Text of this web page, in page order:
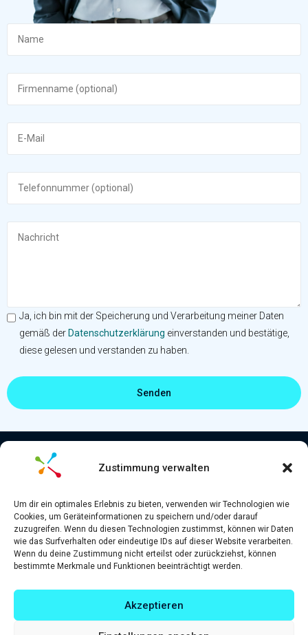
Zustimmung verwalten
Um dir ein optimales Erlebnis zu bieten, verwenden wir Technologien wie
Cookies, um Geräteinformationen zu speichern und/oder darauf
zuzugreifen. Wenn du diesen Technologien zustimmst, können wir Daten
wie das Surfverhalten oder eindeutige IDs auf dieser Website verarbeiten.
Wenn du deine Zustimmung nicht erteilst oder zurückziehst, können
bestimmte Merkmale und Funktionen beeinträchtigt werden.
Akzeptieren
Ja, ich bin mit der Speicherung und Verarbeitung meiner Daten
gemäß der Datenschutzerklärung einverstanden und bestätige,
diese gelesen und verstanden zu haben.
DieKI-Unterweisung
ist ein Produkt
Alle Rechte vorbehalten.
DatenschutzBarrierefreiheitserklärung